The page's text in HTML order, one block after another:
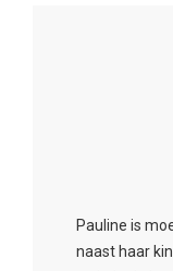
Pauline is
naast haar